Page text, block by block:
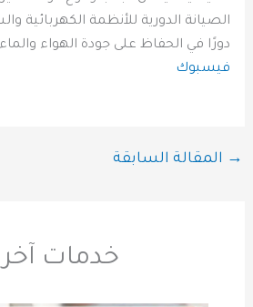
الصيانة الدورية للأنظمة الكهربائية
دورًا في الحفاظ على جودة الهواء
فيسبوك
→ المقالة السابقة
خدمات